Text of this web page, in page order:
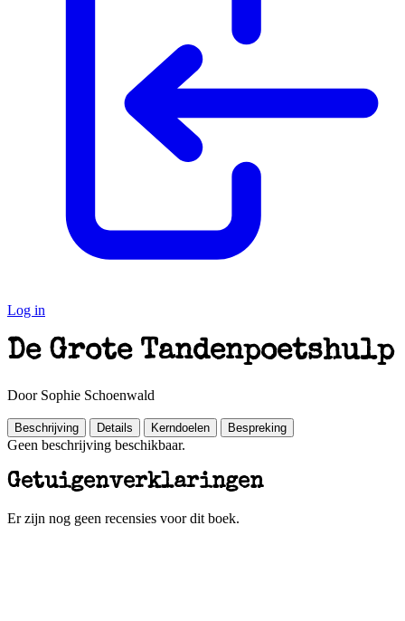
Log in
De Grote Tandenpoetshulp
Door Sophie Schoenwald
Beschrijving Details Kerndoelen Bespreking
Geen beschrijving beschikbaar.
Getuigenverklaringen
Er zijn nog geen recensies voor dit boek.